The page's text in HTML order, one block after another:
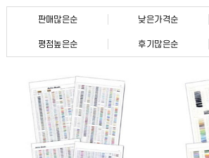
판매많은순 낮은가격순
평점높은순 후기많은순